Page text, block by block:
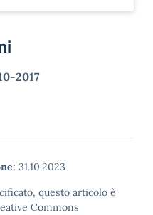
2017
31.10.2023
questo articolo è
Commons